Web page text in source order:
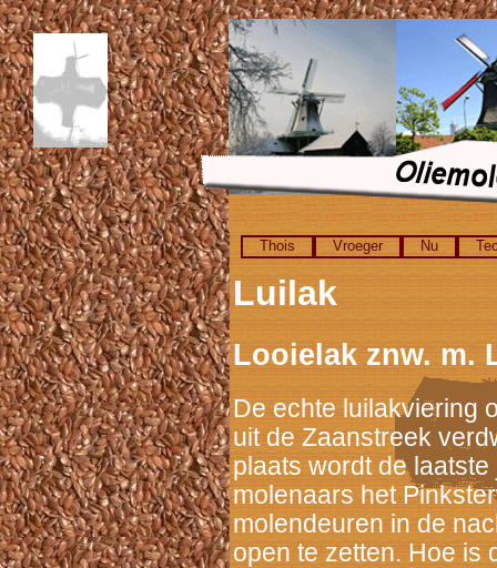
Thois Vroeger Nu
Luilak
Looielak znw. m.
De echte luilakviering
uit de Zaanstreek
plaats wordt de
molenaars het
molendeuren in de
open te zetten. Hoe is